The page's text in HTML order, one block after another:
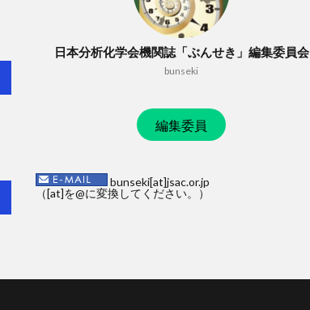
日本分析化学会機関誌「ぶんせき」編集委員会
bunseki
編集委員
bunseki[at]jsac.or.jp
（[at]を@に変換してください。）